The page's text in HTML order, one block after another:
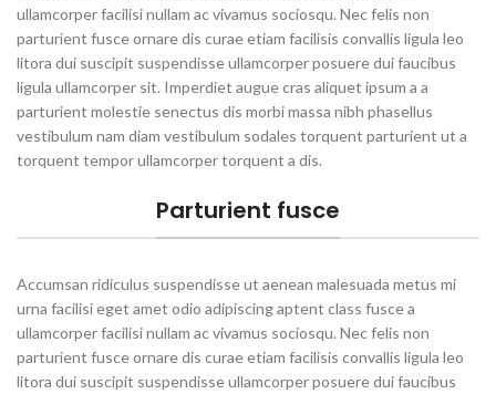
ullamcorper facilisi nullam ac vivamus sociosqu. Nec felis non
parturient fusce ornare dis curae etiam facilisis convallis ligula leo
litora dui suscipit suspendisse ullamcorper posuere dui faucibus
ligula ullamcorper sit. Imperdiet augue cras aliquet ipsum a a
parturient molestie senectus dis morbi massa nibh phasellus
vestibulum nam diam vestibulum sodales torquent parturient ut a
torquent tempor ullamcorper torquent a dis.
Parturient fusce
Accumsan ridiculus suspendisse ut aenean malesuada metus mi
urna facilisi eget amet odio adipiscing aptent class fusce a
ullamcorper facilisi nullam ac vivamus sociosqu. Nec felis non
parturient fusce ornare dis curae etiam facilisis convallis ligula leo
litora dui suscipit suspendisse ullamcorper posuere dui faucibus